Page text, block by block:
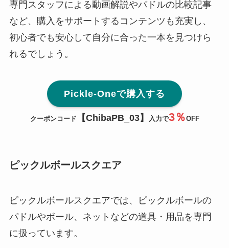
専門スタッフによる動画解説やパドルの比較記事
など、購入をサポートするコンテンツも充実し、
初心者でも安心して自分に合った一本を見つけら
れるでしょう。
Pickle-Oneで購入する
クーポンコード 【ChibaPB_03】 入力で3％OFF
ピックルボールスクエア
ピックルボールスクエアでは、ピックルボールの
パドルやボール、ネットなどの道具・用品を専門
に扱っています。